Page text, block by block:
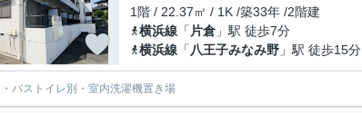
1階 / 22.37㎡ / 1K /築33年 /2階建
横浜線 「 片倉 」駅 徒歩7分
横浜線 「 八王子みなみ野 」駅 徒歩15分
バストイレ別・室内洗濯機置き場